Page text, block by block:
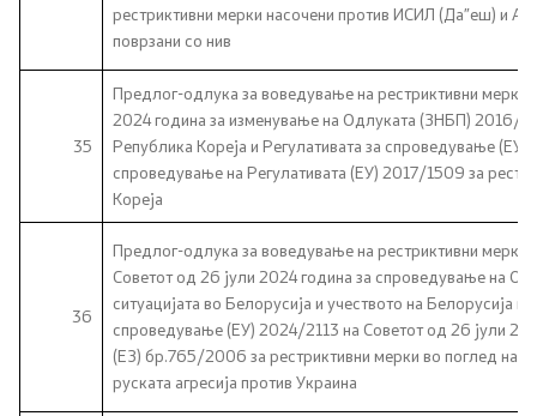
рестриктивни мерки насочени против ИСИЛ (Да”еш) и
поврзани со нив
35
Предлог-одлука за воведување на рестриктивни
2024 година за изменување на Одлуката (ЗНБП) 2016/
Република Кореја и Регулативата за спроведување
спроведување на Регулативата (ЕУ) 2017/1509 за
Кореја
36
Предлог-одлука за воведување на рестриктивни
Советот од 26 јули 2024 година за спроведување на
ситуацијата во Белорусија и учеството на Белорусија
спроведување (ЕУ) 2024/2113 на Советот од 26 јули
(ЕЗ) бр.765/2006 за рестриктивни мерки во поглед на
руската агресија против Украина